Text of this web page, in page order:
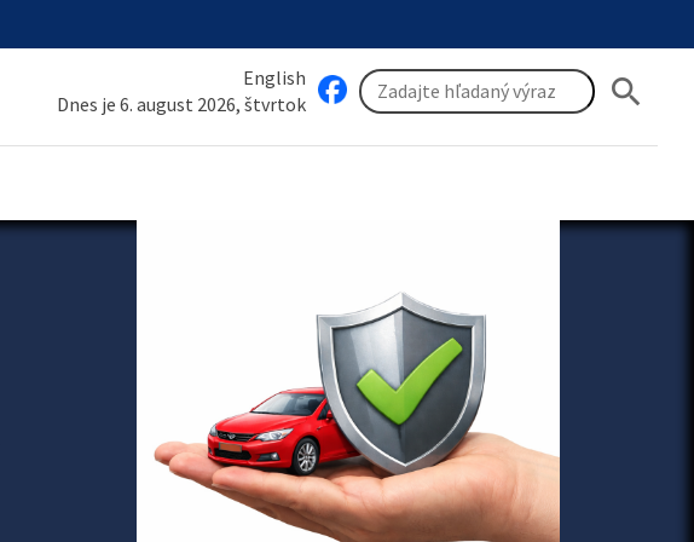
English
Dnes je 6. august 2026, štvrtok
search